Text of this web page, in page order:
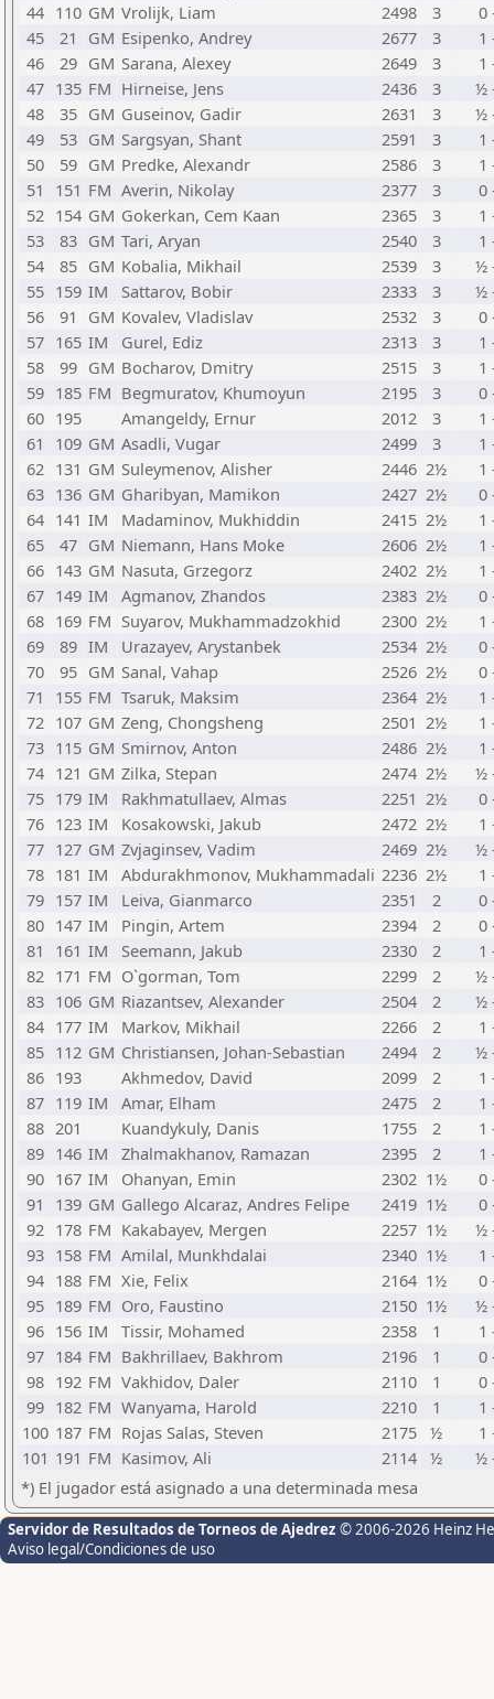
44 110 GM Vrolijk, Liam 2498 3
0
45
21 GM Esipenko, Andrey 2677 3
1
46
29 GM Sarana, Alexey 2649 3
1
47 135 FM Hirneise, Jens 2436 3
½
48
35 GM Guseinov, Gadir 2631 3
½
49
53 GM Sargsyan, Shant 2591 3
1
50
59 GM Predke, Alexandr 2586 3
1
51
151 FM Averin, Nikolay 2377 3
0
52 154 GM Gokerkan, Cem Kaan 2365 3
1
53
83 GM Tari, Aryan 2540 3
1
54
85 GM Kobalia, Mikhail 2539 3
½
55 159 IM Sattarov, Bobir 2333 3
½
56
91 GM Kovalev, Vladislav 2532 3
0
57 165 IM Gurel, Ediz 2313 3
1
58
99 GM Bocharov, Dmitry 2515 3
1
59 185 FM Begmuratov, Khumoyun 2195 3
0
60 195 Amangeldy, Ernur 2012 3
1
61
109 GM Asadli, Vugar 2499 3
1
62 131 GM Suleymenov, Alisher 2446 2½
1
63 136 GM Gharibyan, Mamikon 2427 2½
0
64 141 IM Madaminov, Mukhiddin 2415 2½
1
65
47 GM Niemann, Hans Moke 2606 2½
1
66 143 GM Nasuta, Grzegorz 2402 2½
1
67 149 IM Agmanov, Zhandos 2383 2½
0
68 169 FM Suyarov, Mukhammadzokhid 2300 2½
1
69
89 IM Urazayev, Arystanbek 2534 2½
0
70
95 GM Sanal, Vahap 2526 2½
0
71
155 FM Tsaruk, Maksim 2364 2½
1
72 107 GM Zeng, Chongsheng 2501 2½
1
73 115 GM Smirnov, Anton 2486 2½
1
74 121 GM Zilka, Stepan 2474 2½
½
75 179 IM Rakhmatullaev, Almas 2251 2½
0
76 123 IM Kosakowski, Jakub 2472 2½
1
77 127 GM Zvjaginsev, Vadim 2469 2½
½
78 181 IM Abdurakhmonov, Mukhammadali 2236 2½
1
79 157 IM Leiva, Gianmarco 2351 2
0
80 147 IM Pingin, Artem 2394 2
0
81
161 IM Seemann, Jakub 2330 2
1
82 171 FM O`gorman, Tom 2299 2
½
83 106 GM Riazantsev, Alexander 2504 2
½
84 177 IM Markov, Mikhail 2266 2
1
85 112 GM Christiansen, Johan-Sebastian 2494 2
½
86 193 Akhmedov, David 2099 2
1
87 119 IM Amar, Elham 2475 2
1
88 201 Kuandykuly, Danis 1755 2
1
89 146 IM Zhalmakhanov, Ramazan 2395 2
1
90 167 IM Ohanyan, Emin 2302 1½
0
91
139 GM Gallego Alcaraz, Andres Felipe 2419 1½
0
92 178 FM Kakabayev, Mergen 2257 1½
½
93 158 FM Amilal, Munkhdalai 2340 1½
1
94 188 FM Xie, Felix 2164 1½
0
95 189 FM Oro, Faustino 2150 1½
½
96 156 IM Tissir, Mohamed 2358 1
1
97 184 FM Bakhrillaev, Bakhrom 2196 1
0
98 192 FM Vakhidov, Daler 2110 1
0
99 182 FM Wanyama, Harold 2210 1
1
100 187 FM Rojas Salas, Steven 2175 ½
1
101 191 FM Kasimov, Ali 2114 ½
½
*) El jugador está asignado a una determinada mesa
Servidor de Resultados de Torneos de Ajedrez © 2006-2026 Heinz
Aviso legal/Condiciones de uso